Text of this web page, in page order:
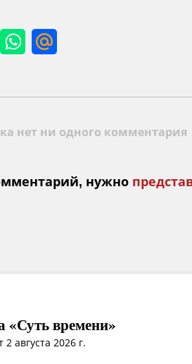
нет ни одного комментария
нужно
«Суть времени»
августа 2026 г.